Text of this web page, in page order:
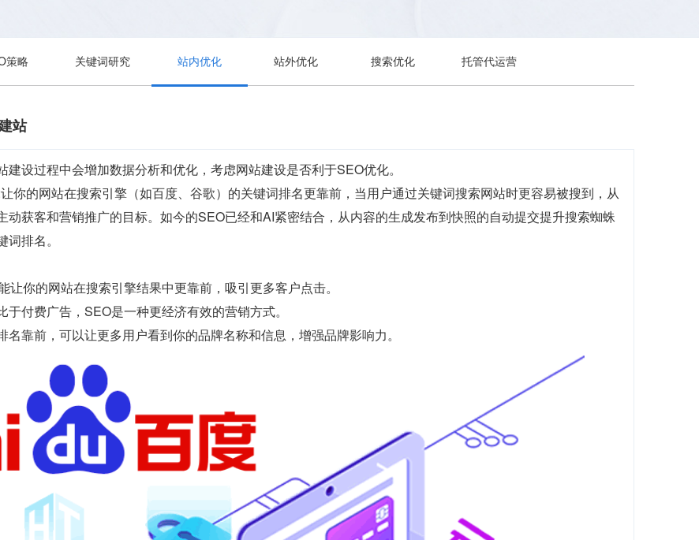
策略 关键词研究 站内优化 站外优化 搜索优化 托管代运营
站
建设过程中会增加数据分析和优化，考虑网站建设是否利于SEO优化。
你的网站在搜索引擎（如百度、谷歌）的关键词排名更靠前，当用户通过关键词搜索网站时更容易被搜到，从
动获客和营销推广的目标。如今的SEO已经和AI紧密结合，从内容的生成发布到快照的自动提交提升搜索蜘蛛
排名。
让你的网站在搜索引擎结果中更靠前，吸引更多客户点击。
于付费广告，SEO是一种更经济有效的营销方式。
名靠前，可以让更多用户看到你的品牌名称和信息，增强品牌影响力。